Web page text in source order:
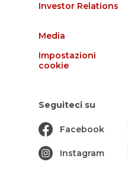
Investor Relations
Media
Impostazioni
cookie
Seguiteci su
Facebook
Instagram